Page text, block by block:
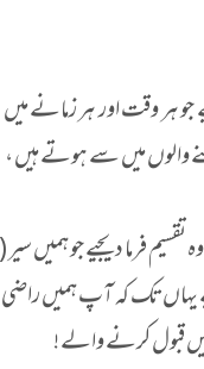
جو ہر وقت اور ہر
والوں میں سے ہوتے ہیں ،
فرما دیجیے جو
یہاں تک کہ آپ ہمیں
قبول کرنے والے !